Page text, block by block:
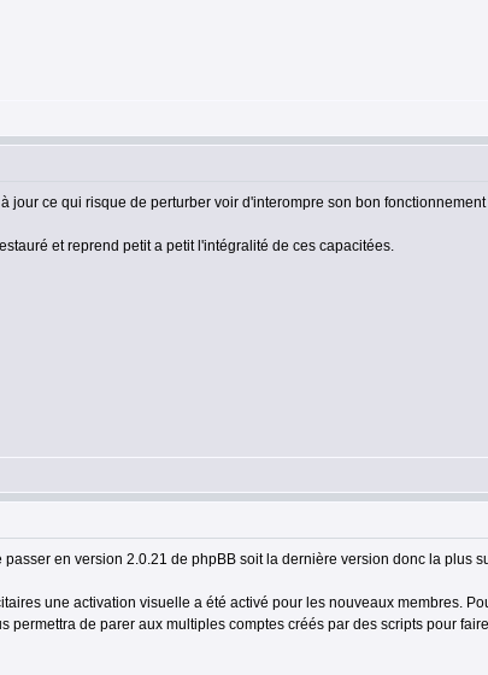
jour ce qui risque de perturber voir d'interompre son bon
et reprend petit a petit l'intégralité de ces capacitées.
en version 2.0.21 de phpBB soit la dernière version donc la plus
une activation visuelle a été activé pour les nouveaux membres.
permettra de parer aux multiples comptes créés par des scripts pour